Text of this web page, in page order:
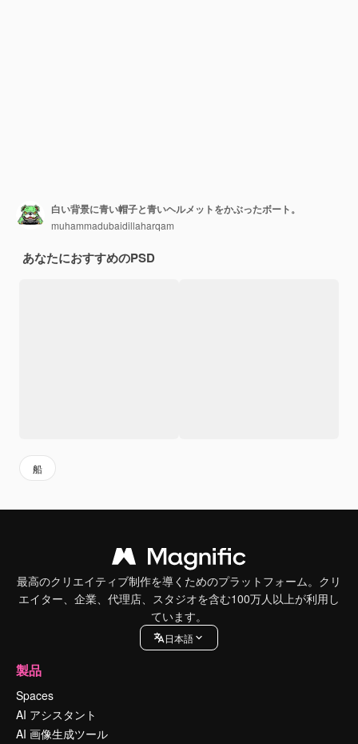
白い背景に青い帽子と青いヘルメットをかぶったボート。
muhammadubaidillaharqam
あなたにおすすめのPSD
船
最高のクリエイティブ制作を導くためのプラットフォーム。クリ
エイター、企業、代理店、スタジオを含む100万人以上が利用し
ています。
日本語
製品
Spaces
AI アシスタント
AI 画像生成ツール